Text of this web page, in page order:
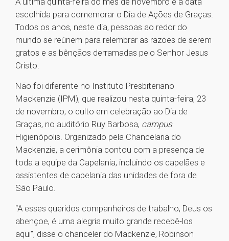
escolhida para comemorar o Dia de Ações de Graças.
Todos os anos, neste dia, pessoas ao redor do
mundo se reúnem para relembrar as razões de serem
gratos e as bênçãos derramadas pelo Senhor Jesus
Cristo.
Não foi diferente no Instituto Presbiteriano
Mackenzie (IPM), que realizou nesta quinta-feira, 23
de novembro, o culto em celebração ao Dia de
Graças, no auditório Ruy Barbosa, campus
Higienópolis. Organizado pela Chancelaria do
Mackenzie, a cerimônia contou com a presença de
toda a equipe da Capelania, incluindo os capelães e
assistentes de capelania das unidades de fora de
São Paulo.
“A esses queridos companheiros de trabalho, Deus os
abençoe, é uma alegria muito grande recebê-los
aqui”, disse o chanceler do Mackenzie, Robinson